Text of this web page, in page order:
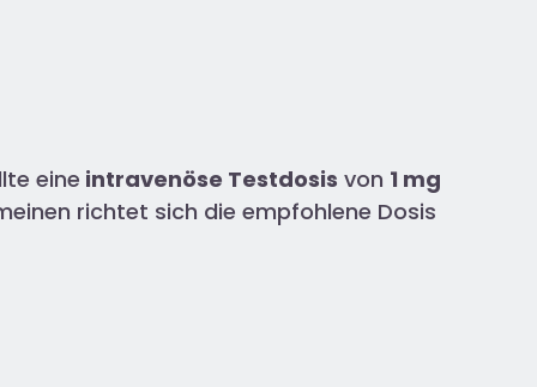
eine intravenöse Testdosis von 1 mg
richtet sich die empfohlene Dosis